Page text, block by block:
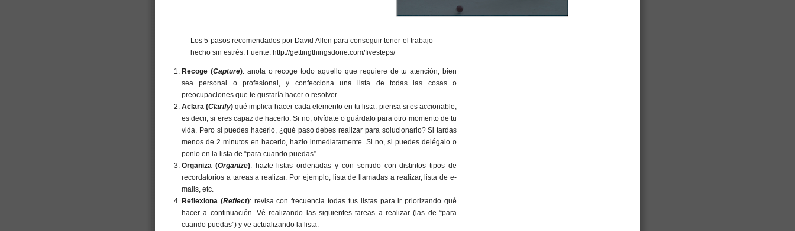
Los 5 pasos recomendados por David Allen para conseguir tener el trabajo
hecho sin estrés. Fuente: http://gettingthingsdone.com/fivesteps/
Recoge (Capture): anota o recoge todo aquello que requiere de tu atención, bien
sea personal o profesional, y confecciona una lista de todas las cosas o
preocupaciones que te gustaría hacer o resolver.
Aclara (Clarify) qué implica hacer cada elemento en tu lista: piensa si es accionable,
es decir, si eres capaz de hacerlo. Si no, olvídate o guárdalo para otro momento de tu
vida. Pero si puedes hacerlo, ¿qué paso debes realizar para solucionarlo? Si tardas
menos de 2 minutos en hacerlo, hazlo inmediatamente. Si no, si puedes delégalo o
ponlo en la lista de “para cuando puedas”.
Organiza (Organize): hazte listas ordenadas y con sentido con distintos tipos de
recordatorios a tareas a realizar. Por ejemplo, lista de llamadas a realizar, lista de e-
mails, etc.
Reflexiona (Reflect): revisa con frecuencia todas tus listas para ir priorizando qué
hacer a continuación. Vé realizando las siguientes tareas a realizar (las de “para
cuando puedas”) y ve actualizando la lista.